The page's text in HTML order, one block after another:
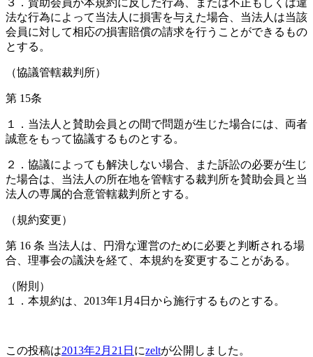
法な行為によって当法人に損害を与えた場合、当法人は当該
会員に対して相応の損害賠償の請求を行うことができるもの
とする。
（協議管轄裁判所）
第 15条
１．当法人と賛助会員との間で問題が生じた場合には、両者
誠意をもって協議するものとする。
２．協議によっても解決しない場合、また訴訟の必要が生じ
た場合は、当法人の所在地を管轄する裁判所を賛助会員と当
法人の専属的合意管轄裁判所とする。
（規約変更）
第 16 条 当法人は、円滑な運営のために必要と判断される場
合、理事会の議決を経て、本規約を変更することがある。
（附則）
１．本規約は、2013年1月4日から施行するものとする。
この投稿は2013年2月21日 にzeltが公開しました 。